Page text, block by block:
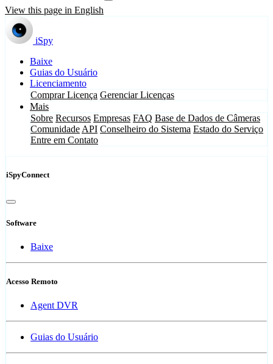
View this page in English
iSpy
Baixe
Guias do Usuário
Licenciamento
Comprar Licença Gerenciar Licenças
Mais
Sobre Recursos Empresas FAQ Base de Dados de Câmeras
Comunidade API Conselheiro do Sistema Estado do Serviço
Entre em Contato
iSpyConnect
Software
Baixe
Acesso Remoto
Agent DVR
Guias do Usuário